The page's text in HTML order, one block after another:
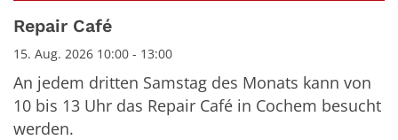
Datum: 15. August 2026
Repair Café
15. Aug. 2026 10:00 - 13:00
An jedem dritten Samstag des Monats kann von
10 bis 13 Uhr das Repair Café in Cochem besucht
werden.